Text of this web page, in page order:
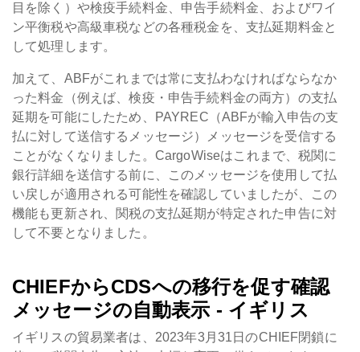
目を除く）や検疫手続料金、申告手続料金、およびワイ
ン平衡税や高級車税などの各種税金を、支払延期料金と
して処理します。
加えて、ABFがこれまでは常に支払わなければならなか
った料金（例えば、検疫・申告手続料金の両方）の支払
延期を可能にしたため、PAYREC（ABFが輸入申告の支
払に対して送信するメッセージ）メッセージを受信する
ことがなくなりました。CargoWiseはこれまで、税関に
銀行詳細を送信する前に、このメッセージを使用して払
い戻しが適用される可能性を確認していましたが、この
機能も更新され、関税の支払延期が特定された申告に対
して不要となりました。
CHIEFからCDSへの移行を促す確認
メッセージの自動表示 - イギリス
イギリスの貿易業者は、2023年3月31日のCHIEF閉鎖に